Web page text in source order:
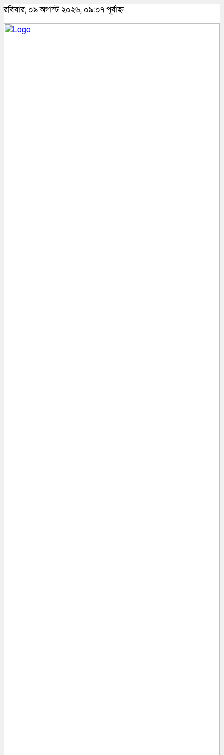
রবিবার, ০৯ অগাস্ট ২০২৬, ০৯:০৭ পূর্বাহ্ন